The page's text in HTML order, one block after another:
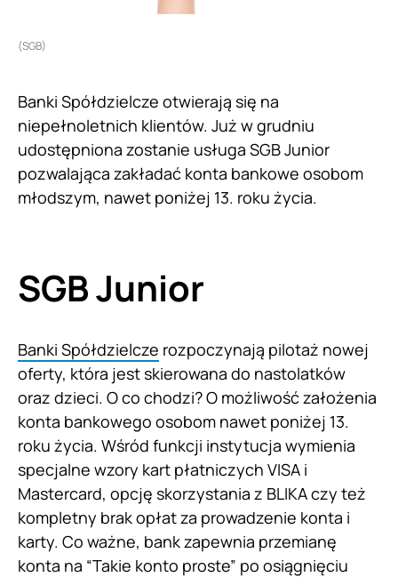
(SGB)
Banki Spółdzielcze otwierają się na
niepełnoletnich klientów. Już w grudniu
udostępniona zostanie usługa SGB Junior
pozwalająca zakładać konta bankowe osobom
młodszym, nawet poniżej 13. roku życia.
SGB Junior
Banki Spółdzielcze rozpoczynają pilotaż nowej
oferty, która jest skierowana do nastolatków
oraz dzieci. O co chodzi? O możliwość założenia
konta bankowego osobom nawet poniżej 13.
roku życia. Wśród funkcji instytucja wymienia
specjalne wzory kart płatniczych VISA i
Mastercard, opcję skorzystania z BLIKA czy też
kompletny brak opłat za prowadzenie konta i
karty. Co ważne, bank zapewnia przemianę
konta na “Takie konto proste” po osiągnięciu